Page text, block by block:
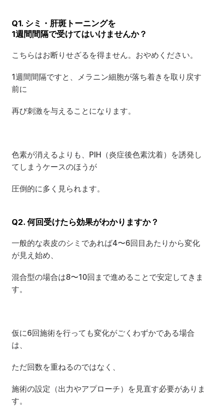
Q1. シミ・肝斑トーニングを
1週間間隔で受けてはいけませんか？
こちらはお断りせざるを得ません。おやめください。
1週間間隔ですと、メラニン細胞が落ち着きを取り戻す
前に
再び刺激を与えることになります。
色素が消えるよりも、PIH（炎症後色素沈着）を誘発し
てしまうケースのほうが
圧倒的に多く見られます。
Q2. 何回受けたら効果がわかりますか？
一般的な表皮のシミであれば4〜6回目あたりから変化
が見え始め、
混合型の場合は8〜10回まで進めることで安定してきま
す。
仮に6回施術を行っても変化がごくわずかである場合
は、
ただ回数を重ねるのではなく、
施術の設定（出力やアプローチ）を見直す必要がありま
す。